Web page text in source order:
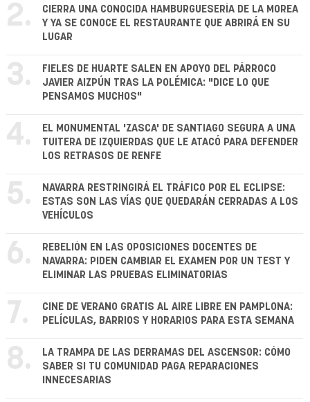
2.
CIERRA UNA CONOCIDA HAMBURGUESERÍA DE LA MOREA
Y YA SE CONOCE EL RESTAURANTE QUE ABRIRÁ EN SU
LUGAR
3.
FIELES DE HUARTE SALEN EN APOYO DEL PÁRROCO
JAVIER AIZPÚN TRAS LA POLÉMICA: "DICE LO QUE
PENSAMOS MUCHOS"
4.
EL MONUMENTAL 'ZASCA' DE SANTIAGO SEGURA A UNA
TUITERA DE IZQUIERDAS QUE LE ATACÓ PARA DEFENDER
LOS RETRASOS DE RENFE
5.
NAVARRA RESTRINGIRÁ EL TRÁFICO POR EL ECLIPSE:
ESTAS SON LAS VÍAS QUE QUEDARÁN CERRADAS A LOS
VEHÍCULOS
6.
REBELIÓN EN LAS OPOSICIONES DOCENTES DE
NAVARRA: PIDEN CAMBIAR EL EXAMEN POR UN TEST Y
ELIMINAR LAS PRUEBAS ELIMINATORIAS
7.
CINE DE VERANO GRATIS AL AIRE LIBRE EN PAMPLONA:
PELÍCULAS, BARRIOS Y HORARIOS PARA ESTA SEMANA
8.
LA TRAMPA DE LAS DERRAMAS DEL ASCENSOR: CÓMO
SABER SI TU COMUNIDAD PAGA REPARACIONES
INNECESARIAS